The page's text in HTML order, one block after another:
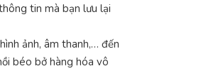
tin mà bạn lưu lại
ảnh, âm thanh,… đến
béo bở hàng hóa vô